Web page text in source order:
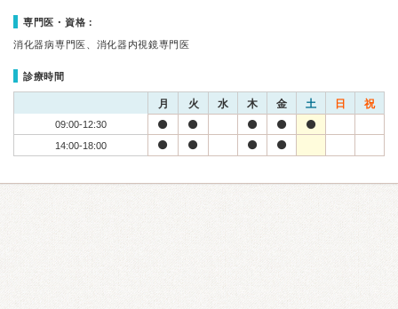
専門医・資格：
消化器病専門医、消化器内視鏡専門医
診療時間
月 火 水 木 金 土 日 祝
09:00-12:30
14:00-18:00